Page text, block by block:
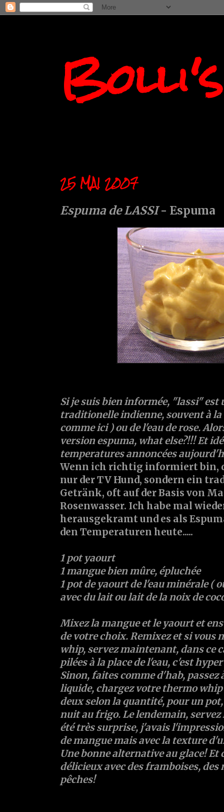
25 MAI 2007
Espuma de LASSI- Espuma
Si je suis bien informée, "lassi" est
traditionelle indienne, souvent à la
comme ici ) ou de l'eau de rose.
version espuma, what else?!!! Et
temperatures annoncées
Wenn ich richtig informiert bin,
nur der TV Hund, sondern ein
Getränk, oft auf der Basis von
Rosenwasser. Ich habe mal
herausgekramt und es als
den Temperaturen heute.....
1 pot yaourt
1 mangue bien mûre, épluchée
1 pot de yaourt de l'eau minérale (
avec du lait ou lait de la noix de
Mixez la mangue et le yaourt et
de votre choix. Remixez et si vous
whip, servez maintenant, dans ce
pilées à la place de l'eau, c'est
Sinon, faites comme d'hab, passez
liquide, chargez votre thermo whip
deux selon la quantité, pour un
nuit au frigo. Le lendemain, servez
été très surprise, j'avais
de mangue mais avec la texture
Une bonne alternative au glace!
délicieux avec des framboises, des
pêches!